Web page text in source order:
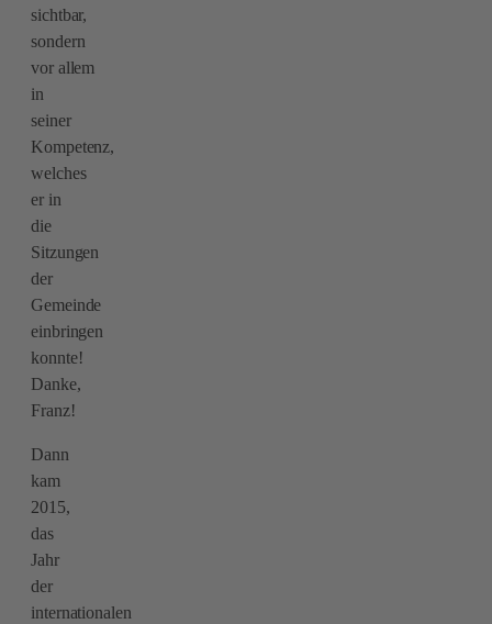
sichtbar,
sondern
vor allem
in
seiner
Kompetenz,
welches
er in
die
Sitzungen
der
Gemeinde
einbringen
konnte!
Danke,
Franz!
Dann
kam
2015,
das
Jahr
der
internationalen